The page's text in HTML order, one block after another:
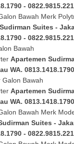
-
Bawah Merk
Suites -
-
Bawah
Apartemen
WA.
Bawah
Apartemen
WA.
Bawah Merk
Suites -
-